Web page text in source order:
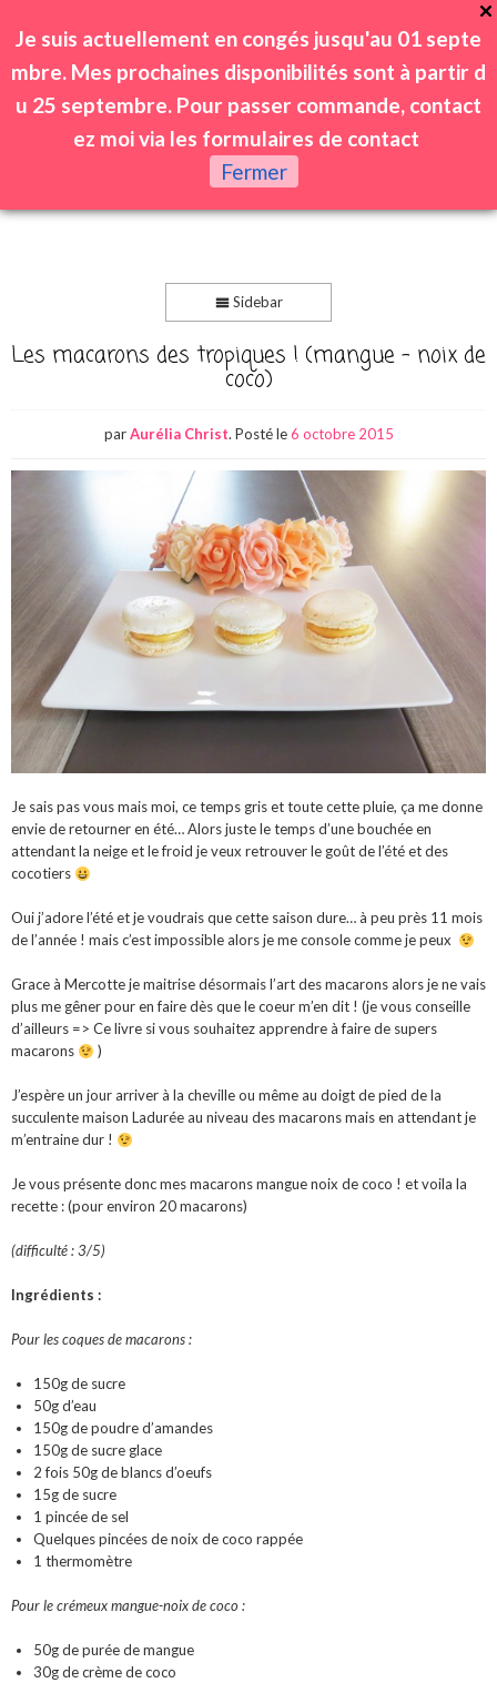
Sidebar
Les macarons des tropiques ! (mangue – noix de
coco)
parAurélia Christ. Posté le6 octobre 2015
Je sais pas vous mais moi, ce temps gris et toute cette pluie, ça me donne
envie de retourner en été… Alors juste le temps d’une bouchée en
attendant la neige et le froid je veux retrouver le goût de l’été et des
cocotiers
Oui j’adore l’été et je voudrais que cette saison dure… à peu près 11 mois
de l’année ! mais c’est impossible alors je me console comme je peux
Grace à Mercotte je maitrise désormais l’art des macarons alors je ne vais
plus me gêner pour en faire dès que le coeur m’en dit ! (je vous conseille
d’ailleurs => Ce livre si vous souhaitez apprendre à faire de supers
macarons
)
J’espère un jour arriver à la cheville ou même au doigt de pied de la
succulente maison Ladurée au niveau des macarons mais en attendant je
m’entraine dur !
Je vous présente donc mes macarons mangue noix de coco ! et voila la
recette : (pour environ 20 macarons)
(difficulté : 3/5)
Ingrédients :
Pour les coques de macarons :
150g de sucre
50g d’eau
150g de poudre d’amandes
150g de sucre glace
2 fois 50g de blancs d’oeufs
15g de sucre
1 pincée de sel
Quelques pincées de noix de coco rappée
1 thermomètre
Pour le crémeux mangue-noix de coco :
50g de purée de mangue
30g de crème de coco
Je suis actuellement en congés jusqu'au 01 septe
mbre. Mes prochaines disponibilités sont à partir d
u 25 septembre. Pour passer commande, contact
ez moi via les formulaires de contact
Fermer